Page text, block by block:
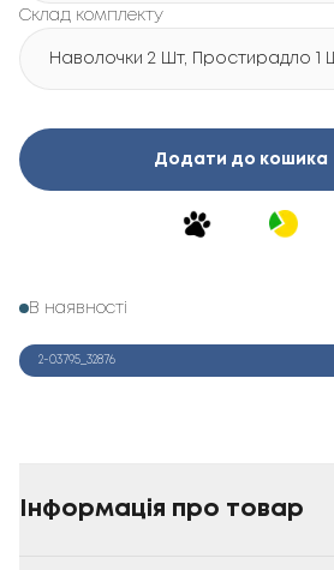
Склад комплекту
Наволочки 2 Шт, Простирадло 1
Додати до кошика
В наявності
2-03795_32876
Інформація про товар